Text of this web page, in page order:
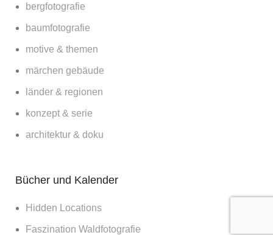
bergfotografie
baumfotografie
motive & themen
märchen gebäude
länder & regionen
konzept & serie
architektur & doku
Bücher und Kalender
Hidden Locations
Faszination Waldfotografie